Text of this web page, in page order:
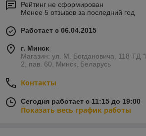
Рейтинг не сформирован
Менее 5 отзывов за последний год
Работает с 06.04.2015
г. Минск
Магазин: ул. М. Богдановича, 118 ТД
2, пав. 60, Минск, Беларусь
Контакты
Сегодня работает с 11:15 до 19:00
Показать весь график работы